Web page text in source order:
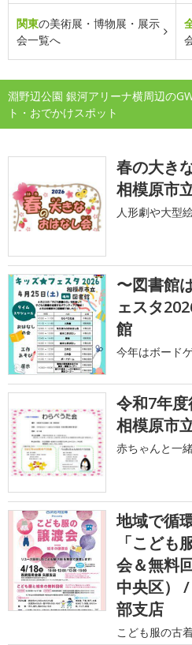
関東の美術展・博物展・展示
会一覧へ
淵野辺公園 銀河アリーナ横周辺の
ト・おでかけスポット
春の大き
相模原市
人形劇や大型
〜図書館
ェスタ
館
今年はボード
令和7年
相模原市
赤ちゃんと一
地域で循
「こども
会＆無料
中央区）
部支店
こども服の古